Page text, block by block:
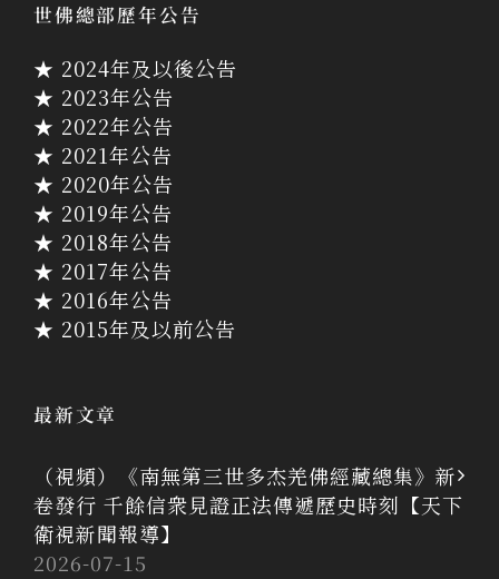
世佛總部歷年公告
★ 2024年及以後公告
★ 2023年公告
★ 2022年公告
★ 2021年公告
★ 2020年公告
★ 2019年公告
★ 2018年公告
★ 2017年公告
★ 2016年公告
★ 2015年及以前公告
最新文章
（視頻）《南無第三世多杰羌佛經藏總集》新
卷發行 千餘信衆見證正法傳遞歷史時刻【天下
衛視新聞報導】
2026-07-15